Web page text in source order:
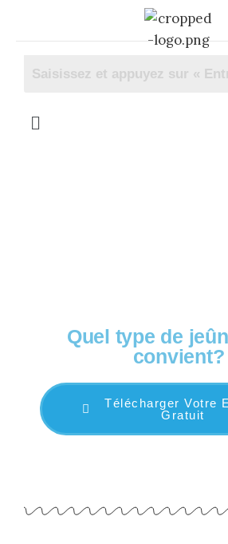
Quel type de
convient?
Télécharger Votre
Gratuit